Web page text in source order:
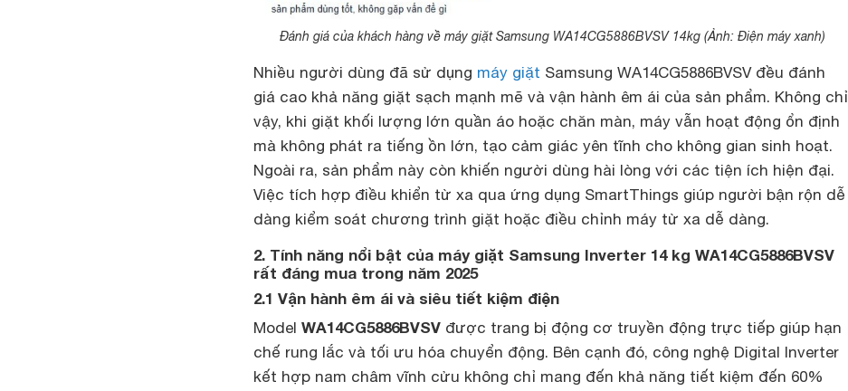
Đánh giá của khách hàng về máy giặt Samsung WA14CG5886BVSV 14kg (Ảnh: Điện máy xanh)
Nhiều người dùng đã sử dụng máy giặt Samsung WA14CG5886BVSV đều đánh
giá cao khả năng giặt sạch mạnh mẽ và vận hành êm ái của sản phẩm. Không chỉ
vậy, khi giặt khối lượng lớn quần áo hoặc chăn màn, máy vẫn hoạt động ổn định
mà không phát ra tiếng ồn lớn, tạo cảm giác yên tĩnh cho không gian sinh hoạt.
Ngoài ra, sản phẩm này còn khiến người dùng hài lòng với các tiện ích hiện đại.
Việc tích hợp điều khiển từ xa qua ứng dụng SmartThings giúp người bận rộn dễ
dàng kiểm soát chương trình giặt hoặc điều chỉnh máy từ xa dễ dàng.
2. Tính năng nổi bật của máy giặt Samsung Inverter 14 kg WA14CG5886BVSV
rất đáng mua trong năm 2025
2.1 Vận hành êm ái và siêu tiết kiệm điện
Model WA14CG5886BVSV được trang bị động cơ truyền động trực tiếp giúp hạn
chế rung lắc và tối ưu hóa chuyển động. Bên cạnh đó, công nghệ Digital Inverter
kết hợp nam châm vĩnh cửu không chỉ mang đến khả năng tiết kiệm đến 60%